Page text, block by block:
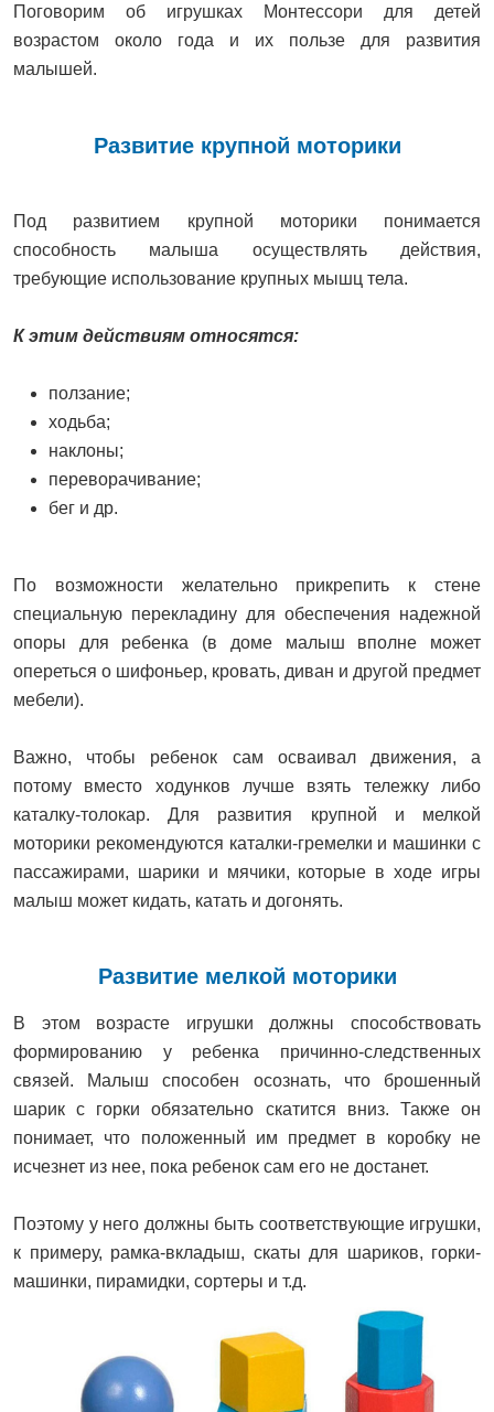
Поговорим об игрушках Монтессори для детей
возрастом около года и их пользе для развития
малышей.
Развитие крупной моторики
Под развитием крупной моторики понимается
способность малыша осуществлять действия,
требующие использование крупных мышц тела.
К этим действиям относятся:
ползание;
ходьба;
наклоны;
переворачивание;
бег и др.
По возможности желательно прикрепить к стене
специальную перекладину для обеспечения надежной
опоры для ребенка (в доме малыш вполне может
опереться о шифоньер, кровать, диван и другой предмет
мебели).
Важно, чтобы ребенок сам осваивал движения, а
потому вместо ходунков лучше взять тележку либо
каталку-толокар. Для развития крупной и мелкой
моторики рекомендуются каталки-гремелки и машинки с
пассажирами, шарики и мячики, которые в ходе игры
малыш может кидать, катать и догонять.
Развитие мелкой моторики
В этом возрасте игрушки должны способствовать
формированию у ребенка причинно-следственных
связей. Малыш способен осознать, что брошенный
шарик с горки обязательно скатится вниз. Также он
понимает, что положенный им предмет в коробку не
исчезнет из нее, пока ребенок сам его не достанет.
Поэтому у него должны быть соответствующие игрушки,
к примеру, рамка-вкладыш, скаты для шариков, горки-
машинки, пирамидки, сортеры и т.д.